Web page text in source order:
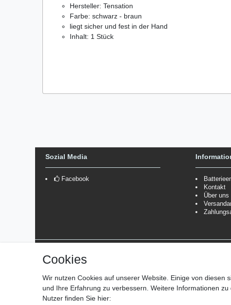
Hersteller: Tensation
Farbe: schwarz - braun
liegt sicher und fest in der Hand
Inhalt: 1 Stück
Sozial Media
Facebook
Kontakt
Über uns
*Lieferzeit: 1-3 Werktage / 4-5 Werktage - je nach Artikelgruppe.
Cookies
Wir nutzen Cookies auf unserer Website. Einige von diesen
und Ihre Erfahrung zu verbessern. Weitere Informationen
Nutzer finden Sie hier: